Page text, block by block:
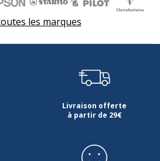
les marques
Livraison offerte
à partir de 29€